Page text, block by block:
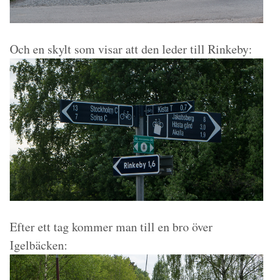
Och en skylt som visar att den leder till Rinkeby:
Efter ett tag kommer man till en bro över
Igelbäcken: